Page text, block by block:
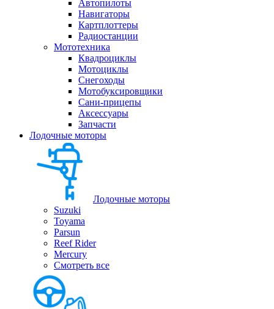
Автопилоты
Навигаторы
Картплоттеры
Радиостанции
Мототехника
Квадроциклы
Мотоциклы
Снегоходы
Мотобуксировщики
Сани-прицепы
Аксессуары
Запчасти
Лодочные моторы
Лодочные моторы
Suzuki
Toyama
Parsun
Reef Rider
Mercury
Смотреть все